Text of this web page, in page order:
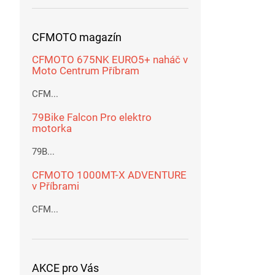
CFMOTO magazín
CFMOTO 675NK EURO5+ naháč v
Moto Centrum Příbram
CFM...
79Bike Falcon Pro elektro
motorka
79B...
CFMOTO 1000MT-X ADVENTURE
v Příbrami
CFM...
AKCE pro Vás